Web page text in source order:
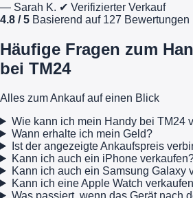
— Sarah K. ✔ Verifizierter Verkauf
4.8 / 5 Basierend auf 127 Bewertungen
Häufige Fragen zum
bei TM24
Alles zum Ankauf auf einen Blick
Wie kann ich mein Handy bei TM24
Wann erhalte ich mein Geld?
Ist der angezeigte Ankaufspreis
Kann ich auch ein iPhone
Kann ich auch ein Samsung Galaxy
Kann ich eine Apple Watch
Was passiert, wenn das Gerät nach